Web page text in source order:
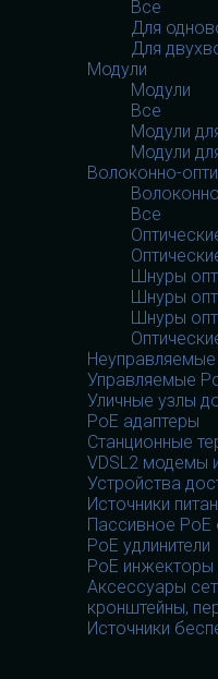
Все
Для
Для
Модули
Модули
Все
Модули
Модули
Волоконно-
Все
Шнуры
Шнуры
Шнуры
Управляемые
Уличные узлы
PoE адаптеры
Станционные
VDSL2 модемы
Устройства
Источники
Пассивное
PoE удлинители
PoE инжекторы
Аксессуары
кронштейны,
Источники